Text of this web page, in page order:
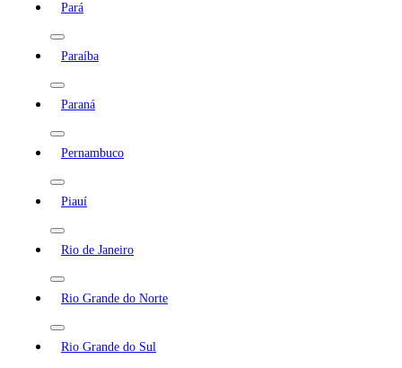
Pará
Paraíba
Paraná
Pernambuco
Piauí
Rio de Janeiro
Rio Grande do Norte
Rio Grande do Sul